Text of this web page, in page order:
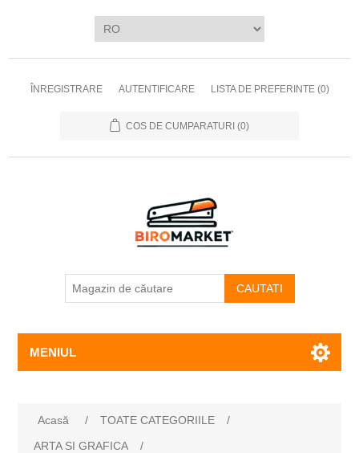
ÎNREGISTRARE AUTENTIFICARE LISTA DE PREFERINTE (0)
COS DE CUMPARATURI (0)
CAUTATI
MENIUL
Acasă / TOATE CATEGORIILE
/
ARTA SI GRAFICA
/